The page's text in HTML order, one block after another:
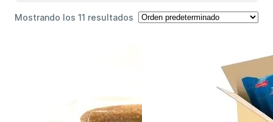
Mostrando los 11 resultados